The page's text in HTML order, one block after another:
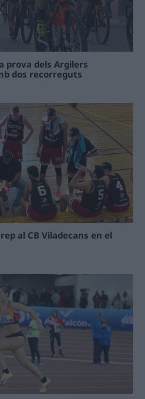
prova dels Argilers
dos recorreguts
al CB Viladecans en el